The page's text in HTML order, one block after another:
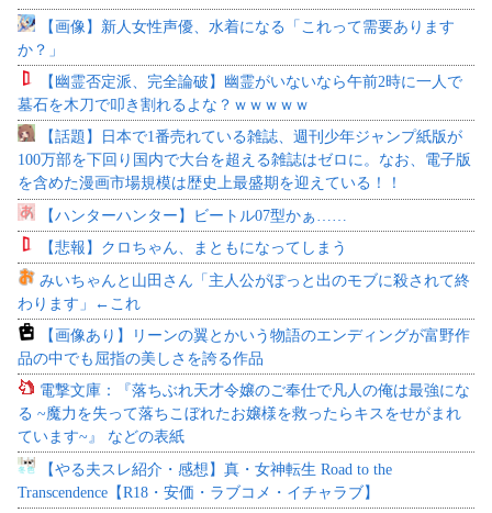
【画像】新人女性声優、水着になる「これって需要あります
か？」
【幽霊否定派、完全論破】幽霊がいないなら午前2時に一人で
墓石を木刀で叩き割れるよな？ｗｗｗｗｗ
【話題】日本で1番売れている雑誌、週刊少年ジャンプ紙版が
100万部を下回り国内で大台を超える雑誌はゼロに。なお、電子版
を含めた漫画市場規模は歴史上最盛期を迎えている！！
【ハンターハンター】ビートル07型かぁ……
【悲報】クロちゃん、まともになってしまう
みいちゃんと山田さん「主人公がぽっと出のモブに殺されて終
わります」←これ
【画像あり】リーンの翼とかいう物語のエンディングが富野作
品の中でも屈指の美しさを誇る作品
電撃文庫：『落ちぶれ天才令嬢のご奉仕で凡人の俺は最強にな
る ~魔力を失って落ちこぼれたお嬢様を救ったらキスをせがまれ
ています~』 などの表紙
【やる夫スレ紹介・感想】真・女神転生 Road to the
Transcendence【R18・安価・ラブコメ・イチャラブ】